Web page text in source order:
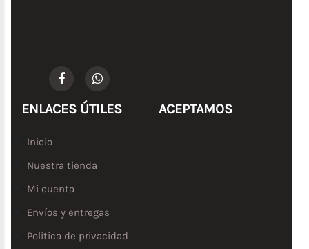
ENLACES ÚTILES
Inicio
Nuestra tienda
Mi cuenta
Envíos y entregas
Política de privacidad
ACEPTAMOS